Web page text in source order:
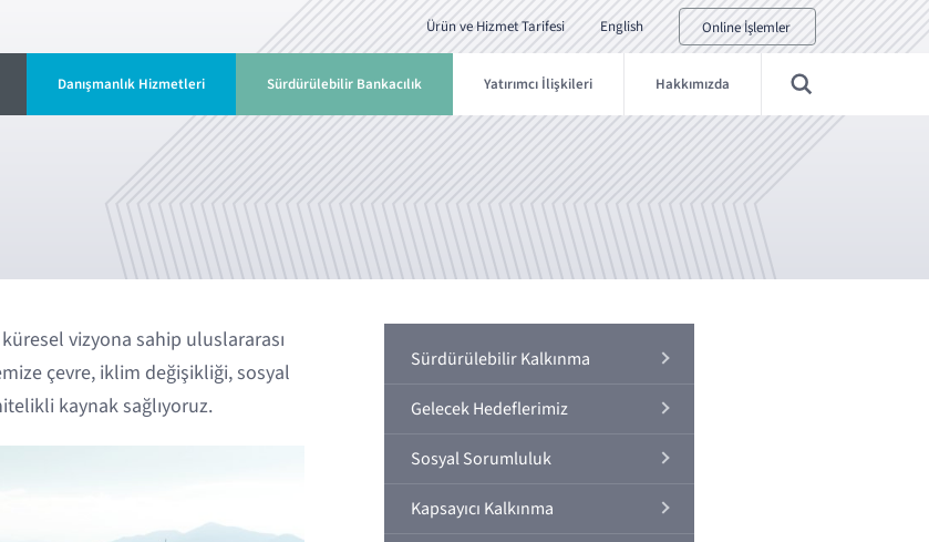
Ürün ve Hizmet Tarifesi English Online İşlemler
Danışmanlık Hizmetleri Sürdürülebilir Bankacılık Yatırımcı İlişkileri Hakkımızda
Sürdürülebilir Kalkınma
Gelecek Hedeflerimiz
Sosyal Sorumluluk
Kapsayıcı Kalkınma
vizyona sahip uluslararası
çevre, iklim değişikliği, sosyal
kaynak sağlıyoruz.